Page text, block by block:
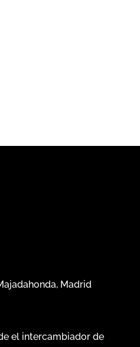
Madrid
el intercambiador de